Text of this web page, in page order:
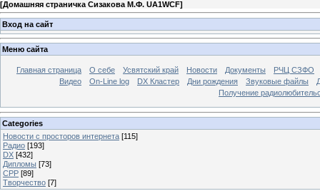
[Домашняя страничка Сизакова М.Ф. UA1WCF]
Вход на сайт
Меню сайта
Главная страница О себе Усвятский край Новости Документы
РЧЦ СЗФО
Видео
On-Line log DX Кластер Дни рождения Звуковые файлы
Получение
Categories
Новости с просторов интернета [115]
Радио [193]
DX [432]
Дипломы [73]
СРР [89]
Творчество [7]